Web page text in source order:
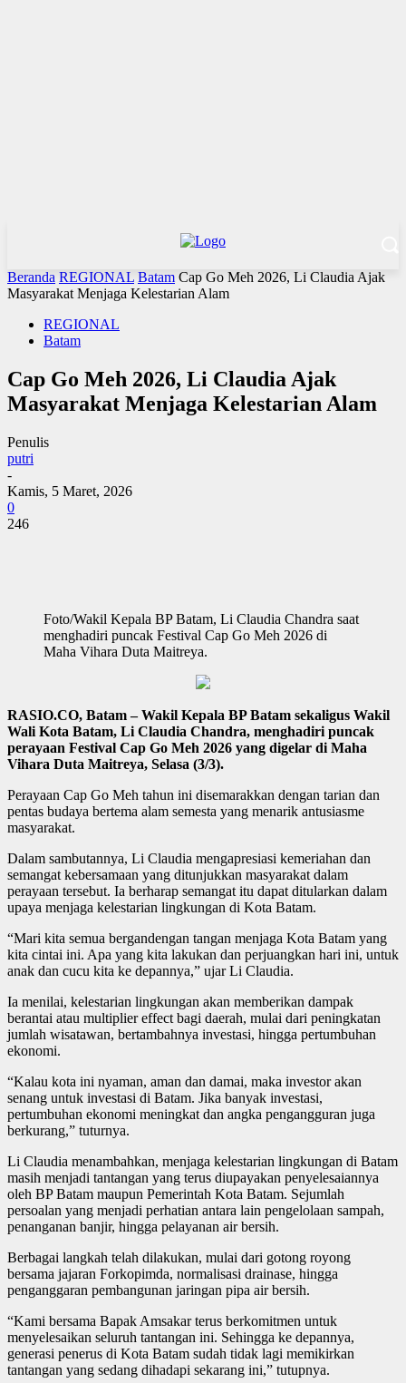
Beranda REGIONAL Batam Cap Go Meh 2026, Li Claudia Ajak
Masyarakat Menjaga Kelestarian Alam
REGIONAL
Batam
Cap Go Meh 2026, Li Claudia Ajak
Masyarakat Menjaga Kelestarian Alam
Penulis
putri
-
Kamis, 5 Maret, 2026
0
246
Foto/Wakil Kepala BP Batam, Li Claudia Chandra saat
menghadiri puncak Festival Cap Go Meh 2026 di
Maha Vihara Duta Maitreya.
RASIO.CO, Batam – Wakil Kepala BP Batam sekaligus Wakil
Wali Kota Batam, Li Claudia Chandra, menghadiri puncak
perayaan Festival Cap Go Meh 2026 yang digelar di Maha
Vihara Duta Maitreya, Selasa (3/3).
Perayaan Cap Go Meh tahun ini disemarakkan dengan tarian dan
pentas budaya bertema alam semesta yang menarik antusiasme
masyarakat.
Dalam sambutannya, Li Claudia mengapresiasi kemeriahan dan
semangat kebersamaan yang ditunjukkan masyarakat dalam
perayaan tersebut. Ia berharap semangat itu dapat ditularkan dalam
upaya menjaga kelestarian lingkungan di Kota Batam.
“Mari kita semua bergandengan tangan menjaga Kota Batam yang
kita cintai ini. Apa yang kita lakukan dan perjuangkan hari ini, untuk
anak dan cucu kita ke depannya,” ujar Li Claudia.
Ia menilai, kelestarian lingkungan akan memberikan dampak
berantai atau multiplier effect bagi daerah, mulai dari peningkatan
jumlah wisatawan, bertambahnya investasi, hingga pertumbuhan
ekonomi.
“Kalau kota ini nyaman, aman dan damai, maka investor akan
senang untuk investasi di Batam. Jika banyak investasi,
pertumbuhan ekonomi meningkat dan angka pengangguran juga
berkurang,” tuturnya.
Li Claudia menambahkan, menjaga kelestarian lingkungan di Batam
masih menjadi tantangan yang terus diupayakan penyelesaiannya
oleh BP Batam maupun Pemerintah Kota Batam. Sejumlah
persoalan yang menjadi perhatian antara lain pengelolaan sampah,
penanganan banjir, hingga pelayanan air bersih.
Berbagai langkah telah dilakukan, mulai dari gotong royong
bersama jajaran Forkopimda, normalisasi drainase, hingga
penganggaran pembangunan jaringan pipa air bersih.
“Kami bersama Bapak Amsakar terus berkomitmen untuk
menyelesaikan seluruh tantangan ini. Sehingga ke depannya,
generasi penerus di Kota Batam sudah tidak lagi memikirkan
tantangan yang sedang dihadapi sekarang ini,” tutupnya.